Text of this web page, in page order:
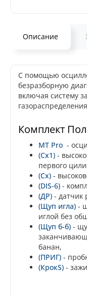
Описание
С помощью
безразборную
включая систему
Комплект
MT Pro -
(Cx1) -
первого
(Cx) -
(DIS-6) -
(ДР) - датчик
(Щуп игла) -
иглой без
(Щуп б-б) -
банан,
(ПРИГ) -
(КрокS) -